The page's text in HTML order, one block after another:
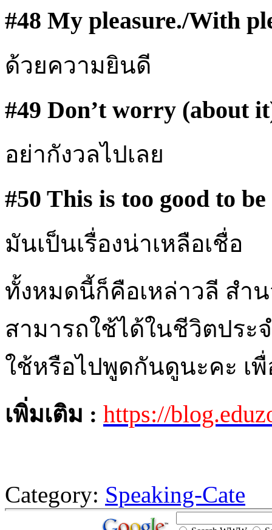
#48 My pleasure./With
ด้วยความยินดี
#49 Don’t worry (about
อย่ากังวลไปเลย
#50 This is too good to
มันเป็นเรื่องน่าเหลือเชื่อ
ทั้งหมดนี้ก็คือเหล่าวลี สำ
สามารถใช้ได้ในชีวิตประ
ใช้หรือไปพูดกันดูนะคะ เ
เพิ่มเติม : https://
Category: Speaking-Cate